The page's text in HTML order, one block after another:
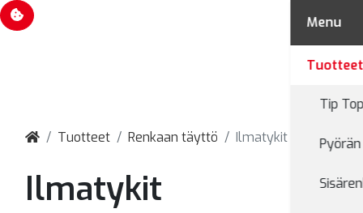
Tuotteet Renkaan täyttö Ilmatykit
Ilmatykit
Menu
Tuotteet
Tip
Evästevalinnat